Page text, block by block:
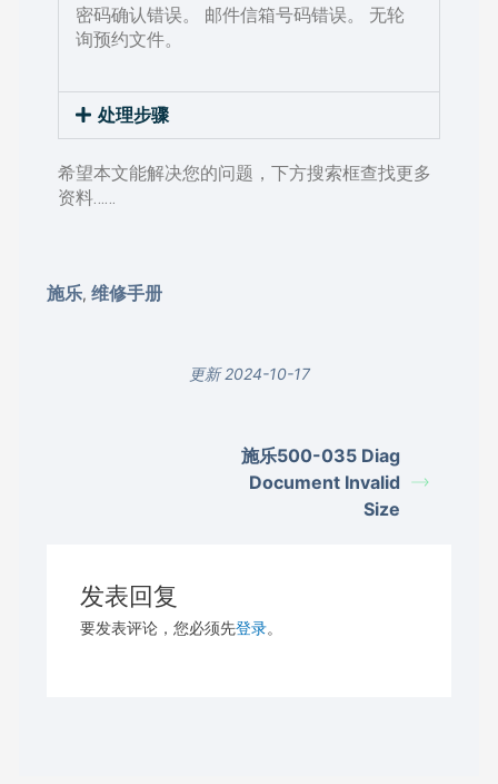
密码确认错误。 邮件信箱号码错误。 无轮
询预约文件。
处理步骤
希望本文能解决您的问题，下方搜索框查找更多
资料……
施乐,维修手册
更新 2024-10-17
施乐500-035 Diag
Document Invalid
Size
发表回复
要发表评论，您必须先登录。